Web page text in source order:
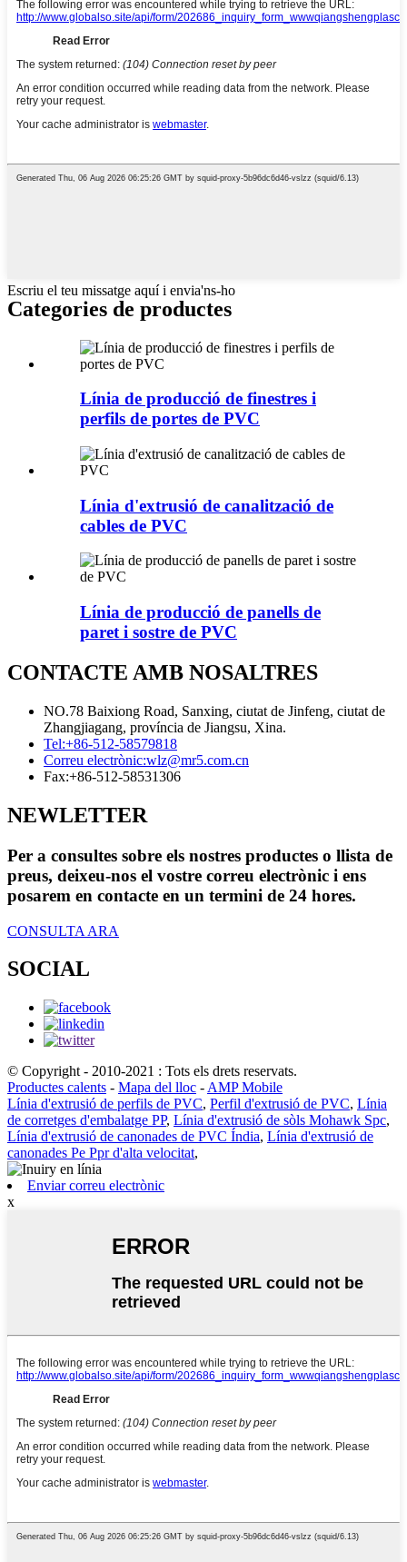
Escriu el teu missatge aquí i envia'ns-ho
Categories de productes
Línia de producció de finestres i
perfils de portes de PVC
Línia d'extrusió de canalització de
cables de PVC
Línia de producció de panells de
paret i sostre de PVC
CONTACTE AMB NOSALTRES
NO.78 Baixiong Road, Sanxing, ciutat de Jinfeng, ciutat de
Zhangjiagang, província de Jiangsu, Xina.
Tel:+86-512-58579818
Correu electrònic:wlz@mr5.com.cn
Fax:+86-512-58531306
NEWLETTER
Per a consultes sobre els nostres productes o llista de
preus, deixeu-nos el vostre correu electrònic i ens
posarem en contacte en un termini de 24 hores.
CONSULTA ARA
SOCIAL
© Copyright - 2010-2021 : Tots els drets reservats.
Productes calents - Mapa del lloc - AMP Mobile
Línia d'extrusió de perfils de PVC, Perfil d'extrusió de PVC, Línia
de corretges d'embalatge PP, Línia d'extrusió de sòls Mohawk Spc,
Línia d'extrusió de canonades de PVC Índia, Línia d'extrusió de
canonades Pe Ppr d'alta velocitat,
Enviar correu electrònic
x